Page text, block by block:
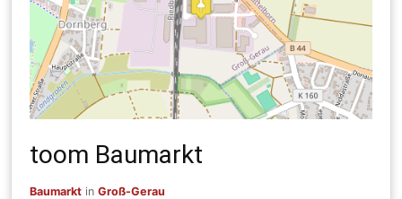
toom Baumarkt
Baumarkt inGroß-Gerau